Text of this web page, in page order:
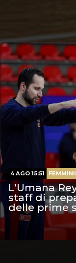
L’Umana
staff di
delle prime
4 AGO 15:51